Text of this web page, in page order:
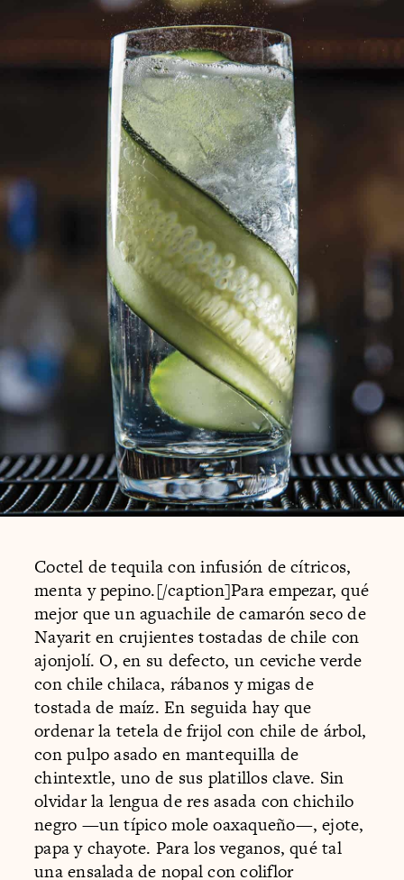
Coctel de tequila con infusión de cítricos,
menta y pepino.[/caption]Para empezar, qué
mejor que un aguachile de camarón seco de
Nayarit en crujientes tostadas de chile con
ajonjolí. O, en su defecto, un ceviche verde
con chile chilaca, rábanos y migas de
tostada de maíz. En seguida hay que
ordenar la tetela de frijol con chile de árbol,
con pulpo asado en mantequilla de
chintextle, uno de sus platillos clave. Sin
olvidar la lengua de res asada con chichilo
negro —un típico mole oaxaqueño—, ejote,
papa y chayote. Para los veganos, qué tal
una ensalada de nopal con coliflor